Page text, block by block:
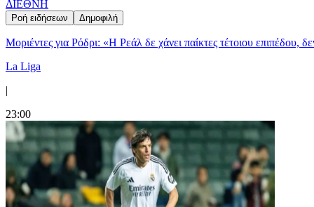
ΔΙΕΘΝΗ
Ροή ειδήσεων Δημοφιλή
Μοριέντες για Ρόδρι: «Η Ρεάλ δε χάνει παίκτες τέτοιου επιπέδου,
La Liga
|
23:00